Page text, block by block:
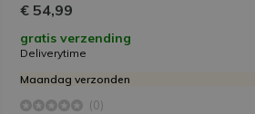
€ 54,99
gratis verzending
Deliverytime
Maandag verzonden
(0)